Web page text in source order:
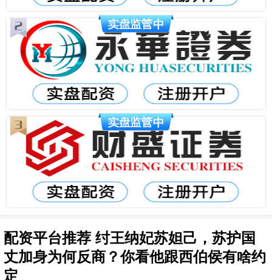
配资平台推荐 纣王纳妃苏妲己，苏护国
丈加身为何反商？你看他跟西伯侯有啥约
定